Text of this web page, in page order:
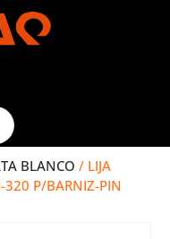
BLANCO / LIJA
P/BARNIZ-PIN